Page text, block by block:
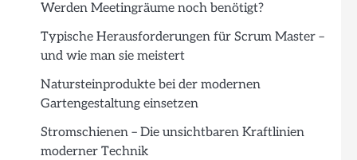
Werden Meetingräume noch benötigt?
Typische Herausforderungen für Scrum Master –
und wie man sie meistert
Natursteinprodukte bei der modernen
Gartengestaltung einsetzen
Stromschienen – Die unsichtbaren Kraftlinien
moderner Technik